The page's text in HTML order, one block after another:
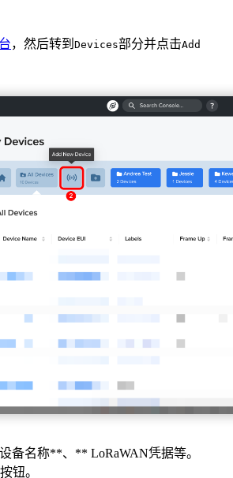
，然后转到 Devices部分并点击Add
备名称**、** LoRaWAN凭据等。
按钮。